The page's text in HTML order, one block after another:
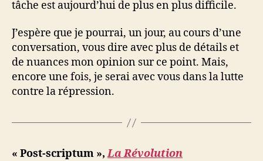
tâche est aujourd’hui de plus en plus difficile.
J’espère que je pourrai, un jour, au cours d’une
conversation, vous dire avec plus de détails et
de nuances mon opinion sur ce point. Mais,
encore une fois, je serai avec vous dans la lutte
contre la répression.
« Post-scriptum »,La Révolution